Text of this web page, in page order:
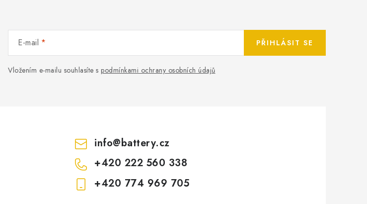
E-mail
Vložením e-mailu souhlasíte s podmínkami ochrany osobních údajů
PŘIHLÁSIT SE
info@battery.cz
+420 222 560 338
+420 774 969 705